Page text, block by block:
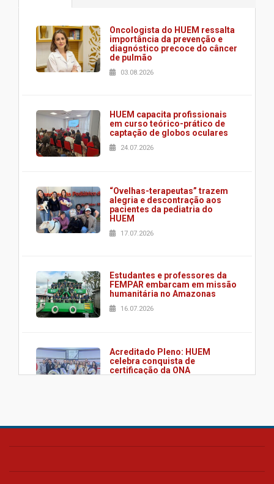
Oncologista do HUEM ressalta
importância da prevenção e
diagnóstico precoce do câncer
de pulmão
03.08.2026
HUEM capacita profissionais
em curso teórico-prático de
captação de globos oculares
24.07.2026
“Ovelhas-terapeutas” trazem
alegria e descontração aos
pacientes da pediatria do
HUEM
17.07.2026
Estudantes e professores da
FEMPAR embarcam em missão
humanitária no Amazonas
16.07.2026
Acreditado Pleno: HUEM
celebra conquista de
certificação da ONA
HUEM é o primeiro hospital do
UTI's inteligentes